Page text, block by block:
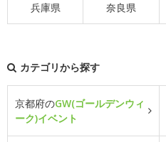
兵庫県 奈良県
カテゴリから探す
京都府のGW(ゴールデンウィ
ーク)イベント